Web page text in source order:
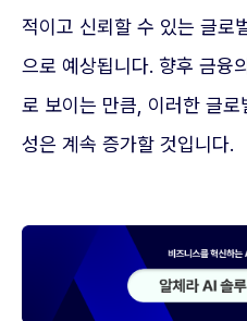
적이고 신뢰할 수 있는 글로
으로 예상됩니다. 향후 금융
로 보이는 만큼, 이러한 글
성은 계속 증가할 것입니다.